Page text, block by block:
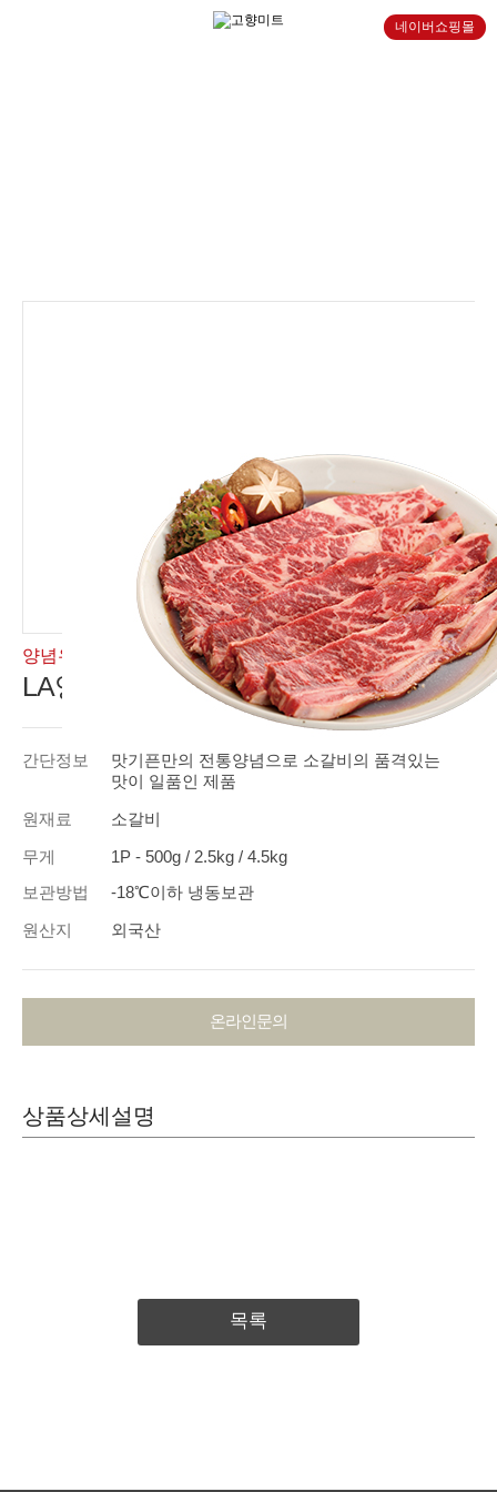
네이버쇼핑몰
양념우육
LA양념꽃갈비
간단정보
맛기픈만의 전통양념으로 소갈비의 품격있는
맛이 일품인 제품
원재료
소갈비
무게
1P - 500g / 2.5kg / 4.5kg
보관방법
-18℃이하 냉동보관
원산지
외국산
온라인문의
상품상세설명
목록